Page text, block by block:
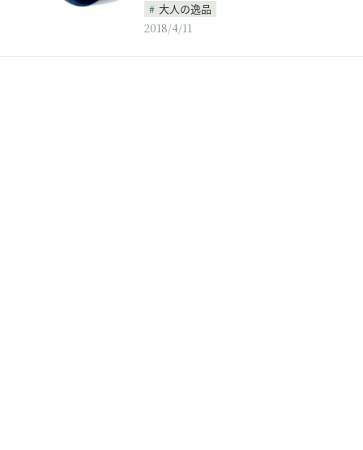
大人の逸品
2018/4/11